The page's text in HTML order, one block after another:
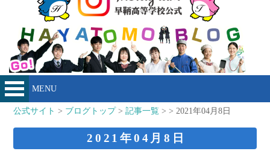
MENU
公式サイト > ブログトップ>記事一覧 > > 2021年04月8日
2021年04月8日